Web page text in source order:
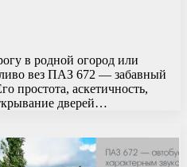
в родной огород или
вез ПАЗ 672 — забавный
простота, аскетичность,
дверей…